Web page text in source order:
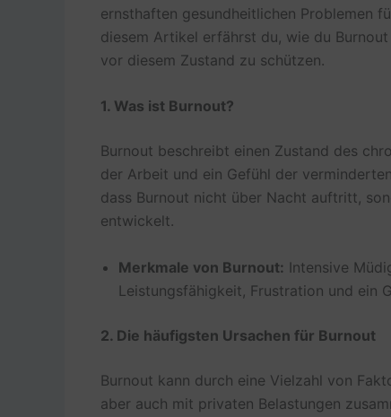
ernsthaften gesundheitlichen Problemen
diesem Artikel erfährst du, wie du
vor diesem Zustand zu schützen.
1. Was ist Burnout?
Burnout beschreibt einen Zustand des
der Arbeit und ein Gefühl der
dass Burnout nicht über Nacht auftritt,
entwickelt.
Merkmale von Burnout: Intensive
Leistungsfähigkeit, Frustration und ein
2. Die häufigsten Ursachen für Burnout
Burnout kann durch eine Vielzahl von
aber auch mit privaten Belastungen